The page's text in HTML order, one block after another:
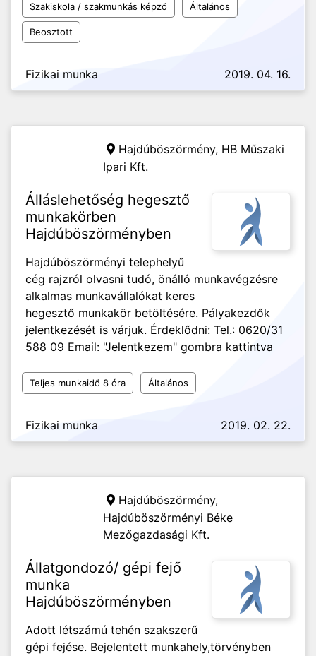
Szakiskola / szakmunkás képző Általános
Beosztott
Fizikai munka 2019. 04. 16.
Hajdúböszörmény, HB Műszaki
Ipari Kft.
Álláslehetőség hegesztő
munkakörben
Hajdúböszörményben
Hajdúböszörményi telephelyű
cég rajzról olvasni tudó, önálló munkavégzésre
alkalmas munkavállalókat keres
hegesztő munkakör betöltésére. Pályakezdők
jelentkezését is várjuk. Érdeklődni: Tel.: 0620/31
588 09 Email: "Jelentkezem" gombra kattintva
Teljes munkaidő 8 óra Általános
Fizikai munka 2019. 02. 22.
Hajdúböszörmény,
Hajdúböszörményi Béke
Mezőgazdasági Kft.
Állatgondozó/ gépi fejő
munka
Hajdúböszörményben
Adott létszámú tehén szakszerű
gépi fejése. Bejelentett munkahely,törvényben